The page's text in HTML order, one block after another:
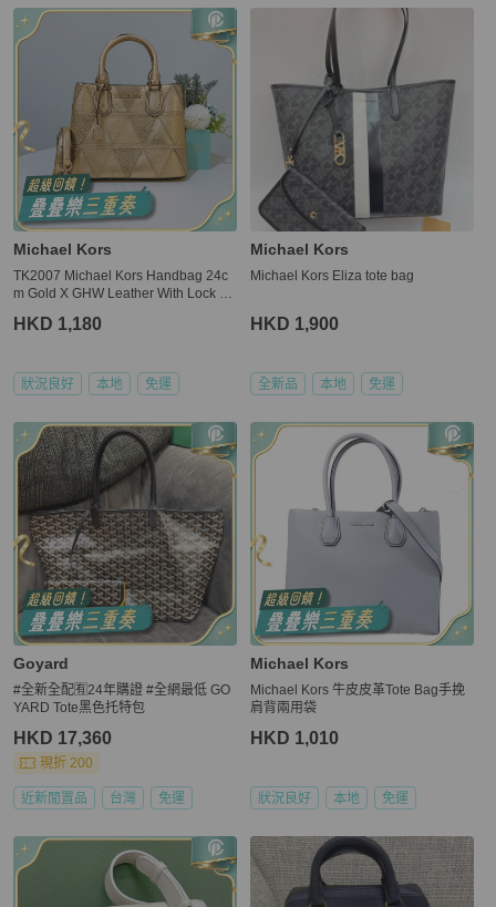
更多相似Michael Kors女包推薦精品
Michael Kors
TK2007 Michael Kors Handbag 24c
m Gold X GHW Leather With Lock C
HKD 1,180
狀況良好 本地 免運
Michael Kors
Michael Kors Eliza tote bag
HKD 1,900
全新品 本地 免運
Goyard
#全新全配🈶24年購證 #全網最低 GO
YARD Tote黑色托特包
HKD 17,360
現折 200
近新閒置品 台灣 免運
Michael Kors
Michael Kors 牛皮皮革Tote Bag手挽
肩背兩用袋
HKD 1,010
狀況良好 本地 免運